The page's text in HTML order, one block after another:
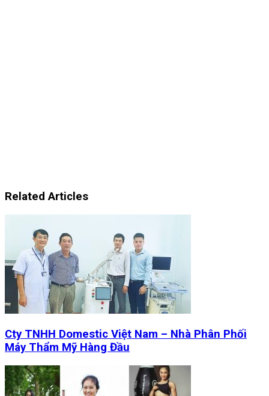
Related Articles
Cty TNHH Domestic Việt Nam – Nhà Phân Phối
Máy Thẩm Mỹ Hàng Đầu